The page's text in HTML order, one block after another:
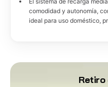
comodidad y autonomía,
ideal para uso doméstico,
Retiro